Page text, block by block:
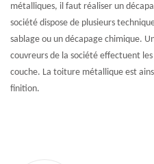
métalliques, il faut réaliser un
société dispose de plusieurs
sablage ou un décapage chimique.
couvreurs de la société effectuent
couche. La toiture métallique est
finition.